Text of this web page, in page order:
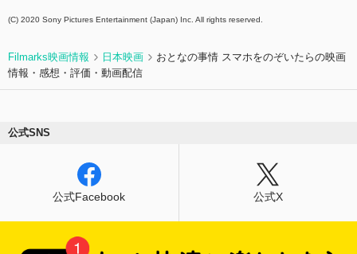
(C) 2020 Sony Pictures Entertainment (Japan) Inc. All rights reserved.
Filmarks映画情報 日本映画
おとなの事情 スマホをのぞいたらの映画
情報・感想・評価・動画配信
公式SNS
公式Facebook 公式X